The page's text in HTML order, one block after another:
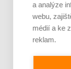
a analýze
webu,
médií a ke
reklam.